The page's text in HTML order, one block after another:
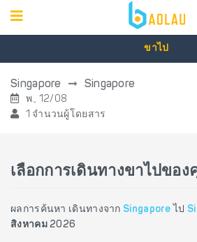
ขาไป
Singapore Singapore
พ., 12/08
1 จำนวนผู้โดยสาร
เลือกการเดินทางขาไปขอ
ผลการค้นหา เดินทางจาก Singapore ไป
สิงหาคม 2026